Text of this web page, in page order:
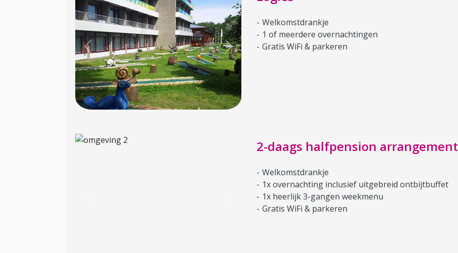
Previous Next
Welkomstdrankje
1 of meerdere overnachtingen
Gratis WiFi & parkeren
2-daags halfpension arrangement
Welkomstdrankje
1x overnachting inclusief uitgebreid ontbijtbuffet
1x heerlijk 3-gangen weekmenu
Gratis WiFi & parkeren